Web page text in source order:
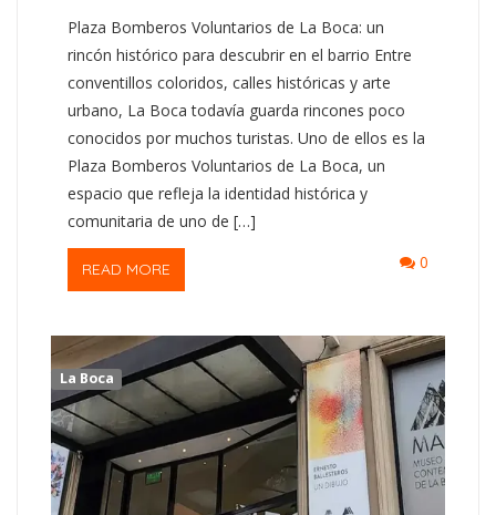
Plaza Bomberos Voluntarios de La Boca: un
rincón histórico para descubrir en el barrio Entre
conventillos coloridos, calles históricas y arte
urbano, La Boca todavía guarda rincones poco
conocidos por muchos turistas. Uno de ellos es la
Plaza Bomberos Voluntarios de La Boca, un
espacio que refleja la identidad histórica y
comunitaria de uno de […]
READ MORE 0
La Boca